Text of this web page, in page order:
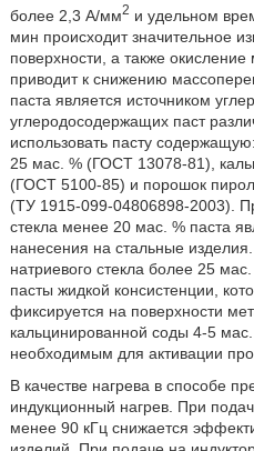
более 2,3 А/мм2 и удельном
мин происходит значительное
поверхности, а также
приводит к снижению
паста является источником
углеродосодержащих паст
использовать пасту
25 мас. % (ГОСТ 13078-81),
(ГОСТ 5100-85) и порошок
(ТУ 1915-099-04806898-2003).
стекла менее 20 мас. % паста
нанесения на стальные
натриевого стекла более 25
пасты жидкой консистенции,
фиксируется на поверхности
кальцинированной соды 4-5
необходимым для активации
В качестве нагрева в способе
индукционный нагрев. При
менее 90 кГц снижается